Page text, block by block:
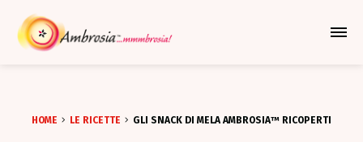
HOME LE RICETTE GLI SNACK DI MELA AMBROSIA™ RICOPERTI